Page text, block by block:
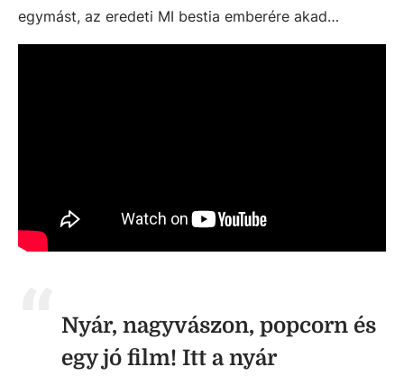
egymást, az eredeti MI bestia emberére akad…
Nyár, nagyvászon, popcorn és
egy jó film! Itt a nyár